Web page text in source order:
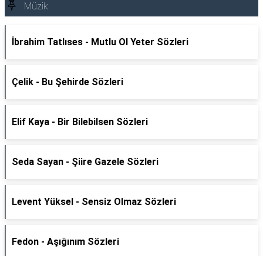
Müzik
İbrahim Tatlıses - Mutlu Ol Yeter Sözleri
Çelik - Bu Şehirde Sözleri
Elif Kaya - Bir Bilebilsen Sözleri
Seda Sayan - Şiire Gazele Sözleri
Levent Yüksel - Sensiz Olmaz Sözleri
Fedon - Aşığınım Sözleri